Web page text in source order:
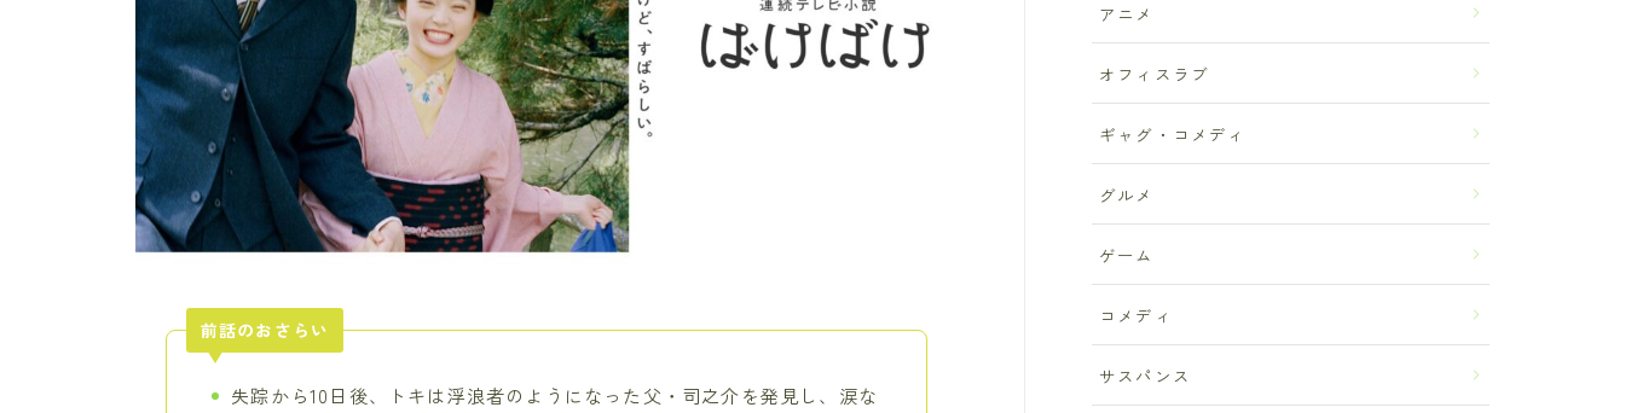
前話のおさらい
失踪から10日後、トキは浮浪者のようになった父・司之介を発見し、涙な
アニメ
オフィスラブ
ギャグ・コメディ
グルメ
ゲーム
コメディ
サスパンス